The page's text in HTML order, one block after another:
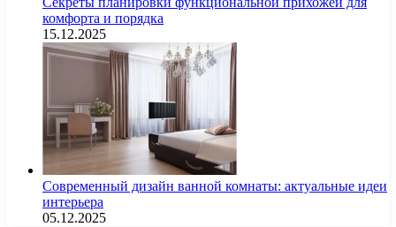
комфорта и порядка
15.12.2025
Современный дизайн ванной комнаты: актуальные идеи
интерьера
05.12.2025